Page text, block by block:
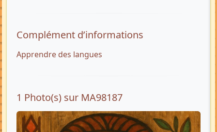
Complément d’informations
Apprendre des langues
1 Photo(s) sur MA98187